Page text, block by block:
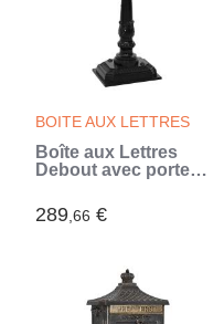
BOITE AUX LETTRES
Boîte aux Lettres
Debout avec porte
cm (Noir)
289,66 €